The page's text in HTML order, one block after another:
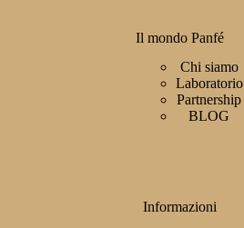
Il mondo Panfé
Chi siamo
Laboratorio
Partnership
BLOG
Informazioni